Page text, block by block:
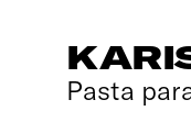
Pasta